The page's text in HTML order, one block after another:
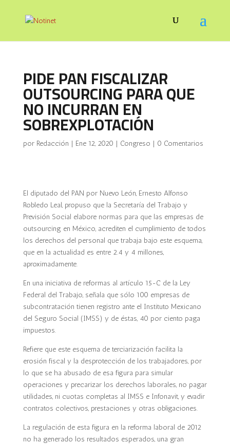
PIDE PAN FISCALIZAR
OUTSOURCING PARA QUE
NO INCURRAN EN
SOBREXPLOTACIÓN
por Redacción | Ene 12, 2020 | Congreso | 0 Comentarios
El diputado del PAN por Nuevo León, Ernesto Alfonso
Robledo Leal, propuso que la Secretaría del Trabajo y
Previsión Social elabore normas para que las empresas de
outsourcing en México, acrediten el cumplimiento de todos
los derechos del personal que trabaja bajo este esquema,
que en la actualidad es entre 2.4 y 4 millones,
aproximadamente.
En una iniciativa de reformas al artículo 15-C de la Ley
Federal del Trabajo, señala que sólo 100 empresas de
subcontratación tienen registro ante el Instituto Mexicano
del Seguro Social (IMSS) y de éstas, 40 por ciento paga
impuestos.
Refiere que este esquema de terciarización facilita la
erosión fiscal y la desprotección de los trabajadores, por
lo que se ha abusado de esa figura para simular
operaciones y precarizar los derechos laborales, no pagar
utilidades, ni cuotas completas al IMSS e Infonavit, y evadir
contratos colectivos, prestaciones y otras obligaciones.
La regulación de esta figura en la reforma laboral de 2012
no ha generado los resultados esperados, una gran